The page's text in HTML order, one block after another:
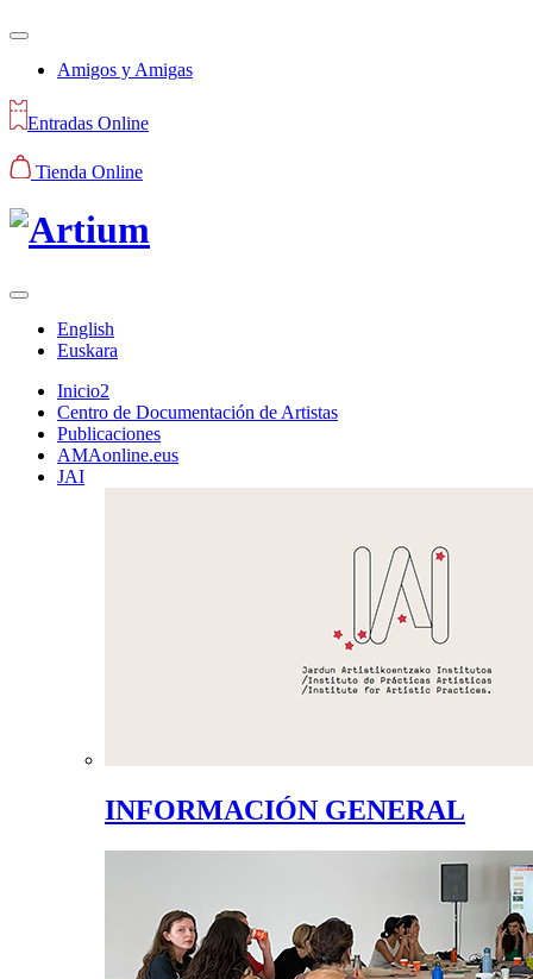
Amigos y Amigas
Entradas Online
Tienda Online
English
Euskara
Inicio2
Centro de Documentación de Artistas
Publicaciones
AMAonline.eus
JAI
INFORMACIÓN GENERAL